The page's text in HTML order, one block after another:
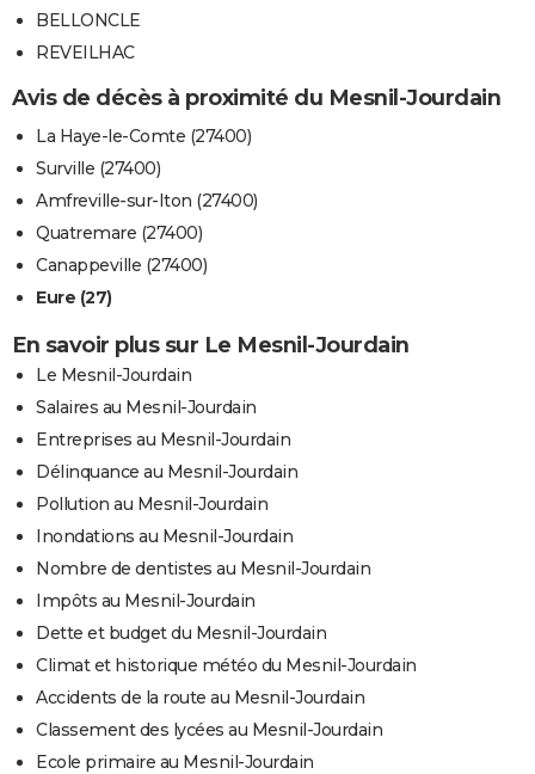
BELLONCLE
REVEILHAC
Avis de décès à proximité du Mesnil-Jourdain
La Haye-le-Comte (27400)
Surville (27400)
Amfreville-sur-Iton (27400)
Quatremare (27400)
Canappeville (27400)
Eure (27)
En savoir plus sur Le Mesnil-Jourdain
Le Mesnil-Jourdain
Salaires au Mesnil-Jourdain
Entreprises au Mesnil-Jourdain
Délinquance au Mesnil-Jourdain
Pollution au Mesnil-Jourdain
Inondations au Mesnil-Jourdain
Nombre de dentistes au Mesnil-Jourdain
Impôts au Mesnil-Jourdain
Dette et budget du Mesnil-Jourdain
Climat et historique météo du Mesnil-Jourdain
Accidents de la route au Mesnil-Jourdain
Classement des lycées au Mesnil-Jourdain
Ecole primaire au Mesnil-Jourdain